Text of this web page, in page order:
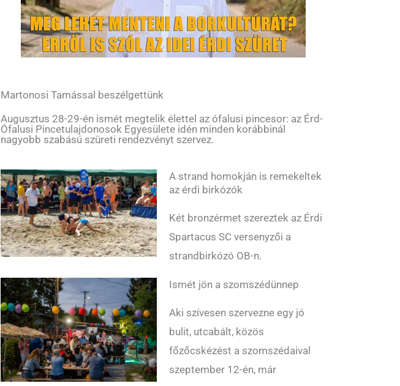
Martonosi Tamással beszélgettünk
Augusztus 28-29-én ismét megtelik élettel az ófalusi pincesor: az Érd-
Ófalusi Pincetulajdonosok Egyesülete idén minden korábbinál
nagyobb szabású szüreti rendezvényt szervez.
A strand homokján is remekeltek
az érdi birkózók
Két bronzérmet szereztek az Érdi
Spartacus SC versenyzői a
strandbirkózó OB-n.
Ismét jön a szomszédünnep
Aki szívesen szervezne egy jó
bulit, utcabált, közös
főzőcskézést a szomszédaival
szeptember 12-én, már